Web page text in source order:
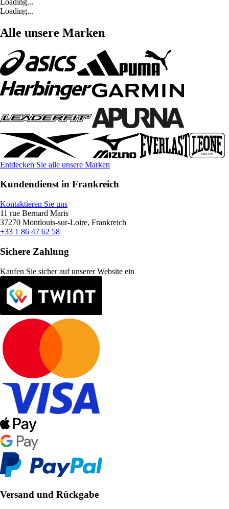
Loading...
Alle unsere Marken
Entdecken Sie alle unsere Marken
Kundendienst in Frankreich
Kontaktieren Sie uns
11 rue Bernard Maris
37270 Montlouis-sur-Loire, Frankreich
+33 1 86 47 62 58
Sichere Zahlung
Kaufen Sie sicher auf unserer Website ein
Versand und Rückgabe